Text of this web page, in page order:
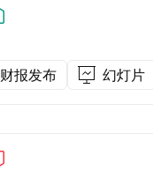
财报发布 幻灯片